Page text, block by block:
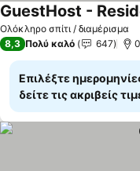
Ολόκληρο σπίτι / διαμέρισμα
8,3 Πολύ καλό 647
Επιλέξτε
δείτε τις ακριβείς